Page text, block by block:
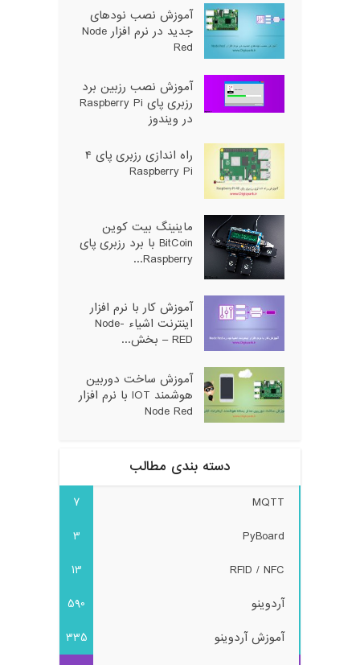
آموزش نصب نودهای
جدید در نرم افزار Node
Red
آموزش نصب رزبین برد
رزبری پای Raspberry Pi
در ویندوز
راه اندازی رزبری پای ۴
Raspberry Pi
ماینینگ بیت کوین
BitCoin با برد رزبری پای
Raspberry...
آموزش کار با نرم افزار
اینترنت اشیاء Node-
RED – بخش...
آموزش ساخت دوربین
هوشمند IOT با نرم افزار
Node Red
دسته بندی مطالب
MQTT
7
PyBoard
3
RFID / NFC
13
آردوینو
590
آموزش آردوینو
335